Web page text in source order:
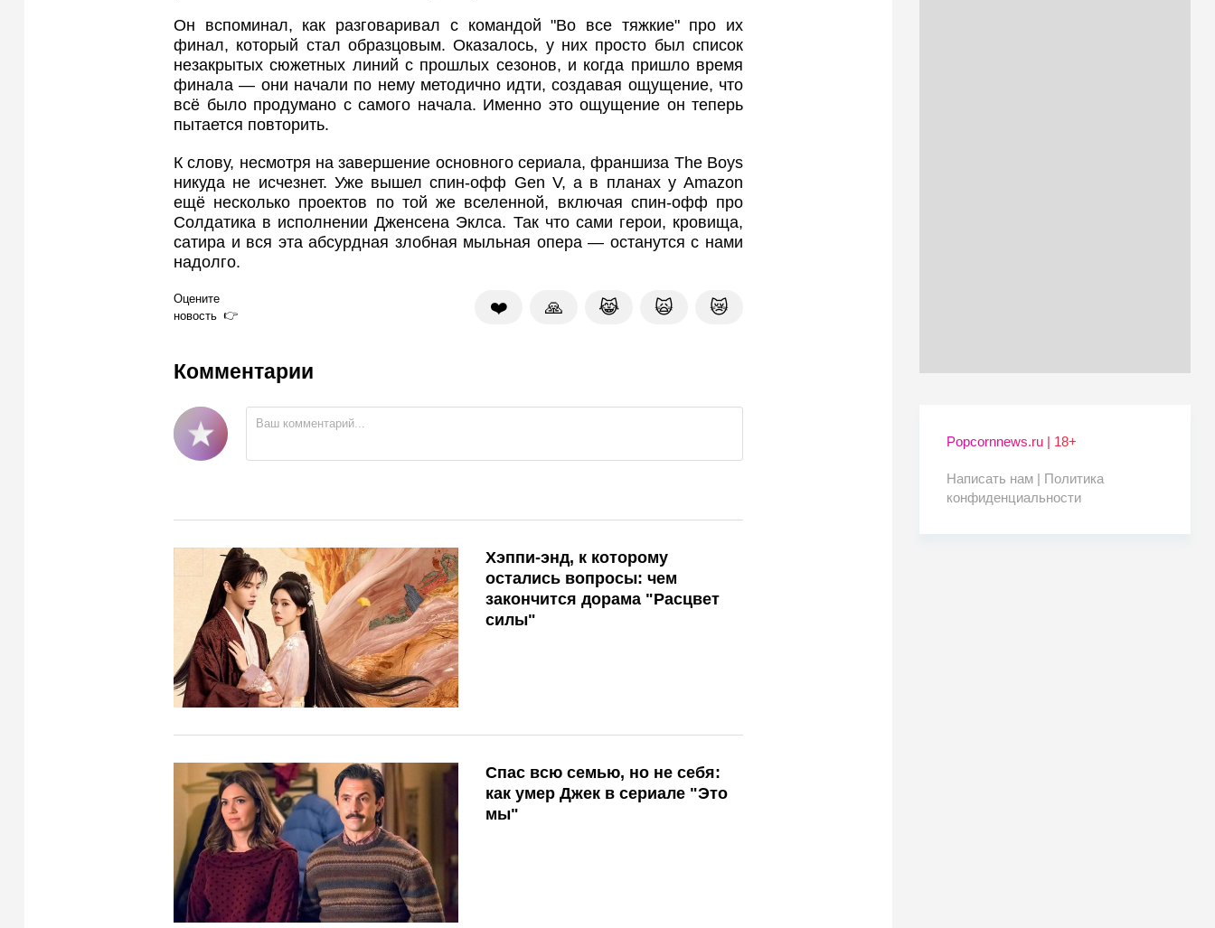
Он вспоминал, как разговаривал с командой "Во все тяжкие" про их
финал, который стал образцовым. Оказалось, у них просто был список
незакрытых сюжетных линий с прошлых сезонов, и когда пришло время
финала — они начали по нему методично идти, создавая ощущение, что
всё было продумано с самого начала. Именно это ощущение он теперь
пытается повторить.
К слову, несмотря на завершение основного сериала, франшиза The Boys
никуда не исчезнет. Уже вышел спин-офф Gen V, а в планах у Amazon
ещё несколько проектов по той же вселенной, включая спин-офф про
Солдатика в исполнении Дженсена Эклса. Так что сами герои, кровища,
сатира и вся эта абсурдная злобная мыльная опера — останутся с нами
надолго.
Оцените
новость
❤️ 🙏 😹 🙀 😿
Комментарии
Хэппи-энд, к которому
остались вопросы: чем
закончится дорама "Расцвет
силы"
Спас всю семью, но не себя:
как умер Джек в сериале "Это
мы"
Popcornnews.ru | 18+
Написать нам | Политика
конфиденциальности